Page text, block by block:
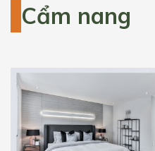
Cẩm nang